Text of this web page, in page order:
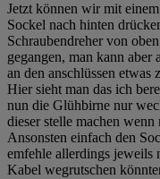
Jetzt können wir mit
Sockel nach hinten
Schraubendreher von
gegangen, man kann aber
an den anschlüssen etwas
Hier sieht man das ich
nun die Glühbirne nur
dieser stelle machen
Ansonsten einfach den
emfehle allerdings jeweils
Kabel wegrutschen